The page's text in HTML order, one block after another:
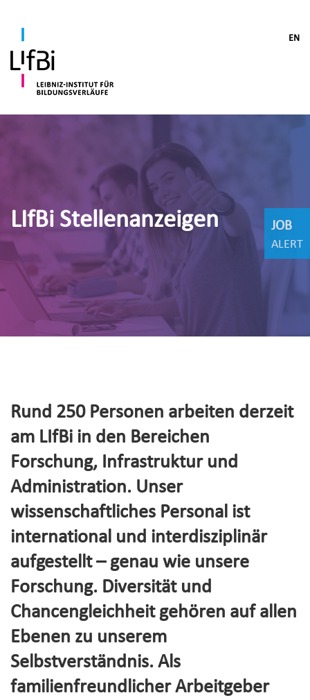
EN
LIfBi Stellenanzeigen
Rund 250 Personen arbeiten derzeit
am LIfBi in den Bereichen
Forschung, Infrastruktur und
Administration. Unser
wissenschaftliches Personal ist
international und interdisziplinär
aufgestellt – genau wie unsere
Forschung. Diversität und
Chancengleichheit gehören auf allen
Ebenen zu unserem
Selbstverständnis. Als
familienfreundlicher Arbeitgeber
JOB
ALERT